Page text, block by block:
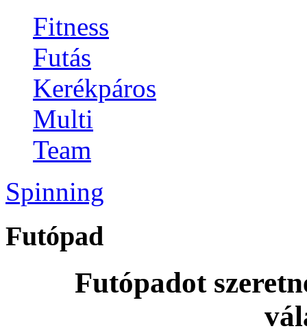
Fitness
Futás
Kerékpáros
Multi
Team
Spinning
Futópad
Futópadot